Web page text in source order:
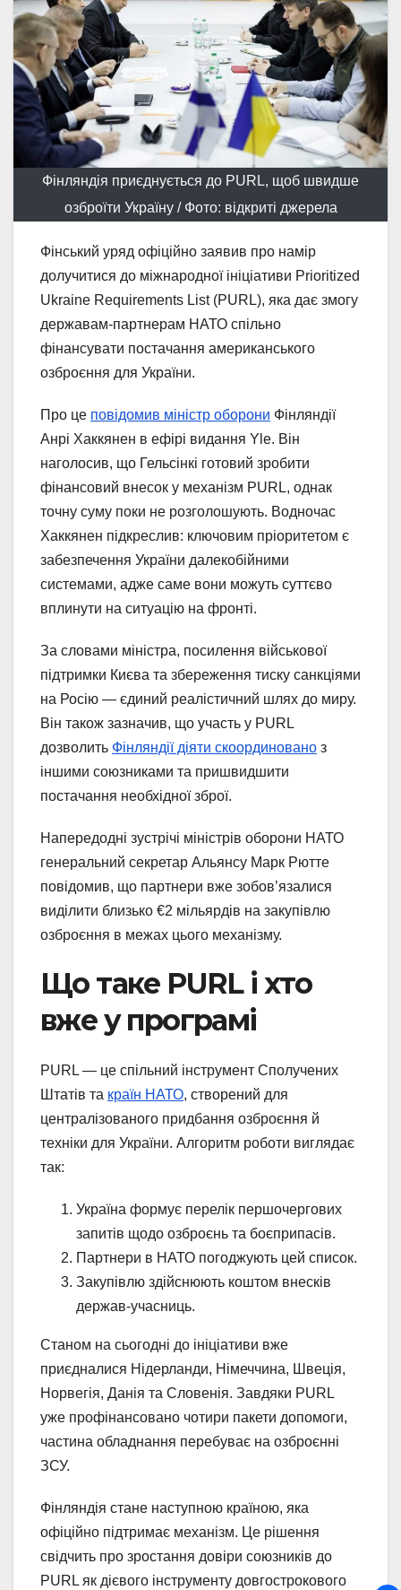
Фінляндія приєднується до PURL, щоб швидше
озброїти Україну / Фото: відкриті джерела
Фінський уряд офіційно заявив про намір
долучитися до міжнародної ініціативи Prioritized
Ukraine Requirements List (PURL), яка дає змогу
державам-партнерам НАТО спільно
фінансувати постачання американського
озброєння для України.
Про це повідомив міністр оборони Фінляндії
Анрі Хаккянен в ефірі видання Yle. Він
наголосив, що Гельсінкі готовий зробити
фінансовий внесок у механізм PURL, однак
точну суму поки не розголошують. Водночас
Хаккянен підкреслив: ключовим пріоритетом є
забезпечення України далекобійними
системами, адже саме вони можуть суттєво
вплинути на ситуацію на фронті.
За словами міністра, посилення військової
підтримки Києва та збереження тиску санкціями
на Росію — єдиний реалістичний шлях до миру.
Він також зазначив, що участь у PURL
дозволить Фінляндії діяти скоординовано з
іншими союзниками та пришвидшити
постачання необхідної зброї.
Напередодні зустрічі міністрів оборони НАТО
генеральний секретар Альянсу Марк Рютте
повідомив, що партнери вже зобов’язалися
виділити близько €2 мільярдів на закупівлю
озброєння в межах цього механізму.
Що таке PURL і хто
вже у програмі
PURL — це спільний інструмент Сполучених
Штатів та країн НАТО, створений для
централізованого придбання озброєння й
техніки для України. Алгоритм роботи виглядає
так:
Україна формує перелік першочергових
запитів щодо озброєнь та боєприпасів.
Партнери в НАТО погоджують цей список.
Закупівлю здійснюють коштом внесків
держав-учасниць.
Станом на сьогодні до ініціативи вже
приєдналися Нідерланди, Німеччина, Швеція,
Норвегія, Данія та Словенія. Завдяки PURL
уже профінансовано чотири пакети допомоги,
частина обладнання перебуває на озброєнні
ЗСУ.
Фінляндія стане наступною країною, яка
офіційно підтримає механізм. Це рішення
свідчить про зростання довіри союзників до
PURL як дієвого інструменту довгострокового